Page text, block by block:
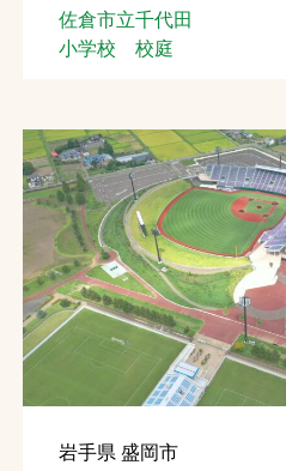
佐倉市立千代田
小学校 校庭
岩手県 盛岡市